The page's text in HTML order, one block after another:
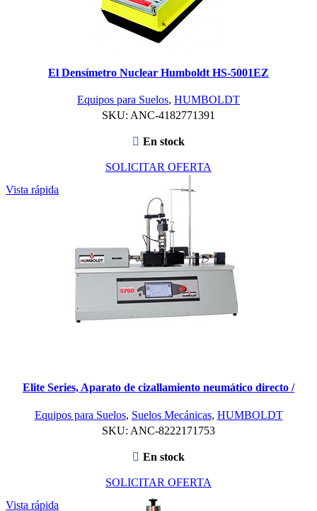
El Densímetro Nuclear Humboldt HS-5001EZ
Equipos para Suelos, HUMBOLDT
SKU: ANC-4182771391
En stock
SOLICITAR OFERTA
Vista rápida
Elite Series, Aparato de cizallamiento neumático directo /
Equipos para Suelos, Suelos Mecánicas, HUMBOLDT
SKU: ANC-8222171753
En stock
SOLICITAR OFERTA
Vista rápida